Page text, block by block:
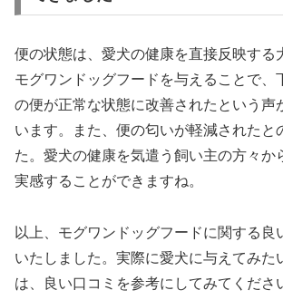
便の状態は、愛犬の健康を直接反映する
モグワンドッグフードを与えることで、
の便が正常な状態に改善されたという声
います。また、便の匂いが軽減されたと
た。愛犬の健康を気遣う飼い主の方々か
実感することができますね。
以上、モグワンドッグフードに関する良
いたしました。実際に愛犬に与えてみた
は、良い口コミを参考にしてみてくださ